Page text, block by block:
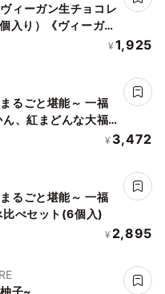
ィーガン生チョコレ
入り）《ヴィーガン
¥ 1,925
るごと堪能～ 一福
、紅まどんな大福
個セット
¥ 3,472
るごと堪能～ 一福
比べセット(6個入)
¥ 2,895
子~